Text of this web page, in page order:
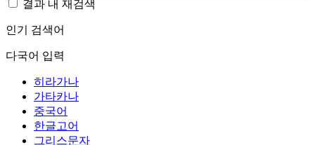
결과 내 재검색
인기 검색어
다국어 입력
히라가나
가타카나
중국어
한글고어
그리스문자